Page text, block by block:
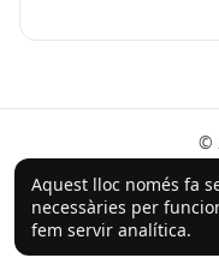
Aquest lloc només fa
necessàries per
fem servir analítica.
©
Història als carrers